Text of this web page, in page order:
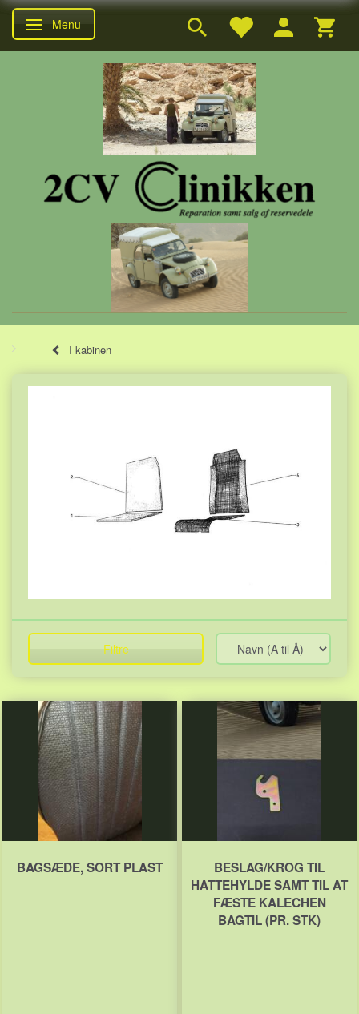
Skifte navigation
Menu
I kabinen
Filtre
BAGSÆDE, SORT PLAST
BESLAG/KROG TIL
HATTEHYLDE SAMT TIL AT
FÆSTE KALECHEN
BAGTIL (PR. STK)